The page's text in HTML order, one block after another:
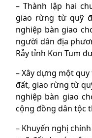
– Thành lập hai
giao rừng từ quỹ
nghiệp bàn giao
người dân địa
Rẫy tỉnh Kon Tum
– Xây dựng một
đất, giao rừng từ
nghiệp bàn giao
cộng đồng dân tộc
– Khuyến nghị